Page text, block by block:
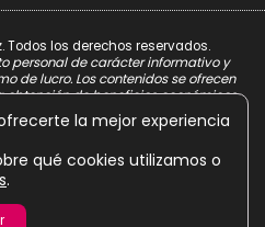
Todos los derechos reservados.
personal de carácter informativo y
de lucro. Los contenidos se ofrecen
de beneficios económicos.
Privacidad
de Cookies
la mejor experiencia
qué cookies utilizamos o
.